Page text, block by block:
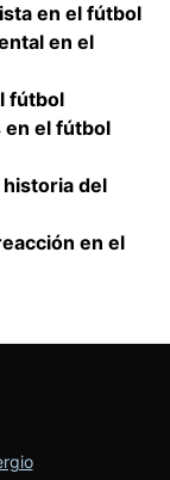
en el fútbol
en el
fútbol
en el fútbol
historia del
en el